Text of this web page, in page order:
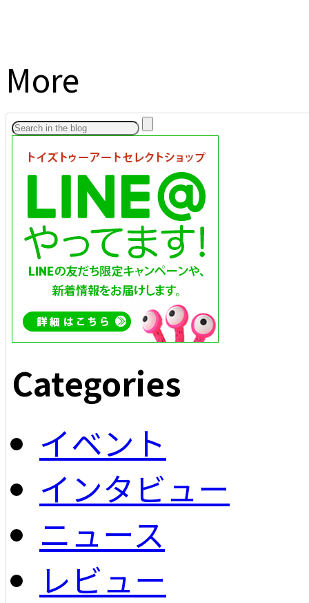
More
Categories
イベント
インタビュー
ニュース
レビュー